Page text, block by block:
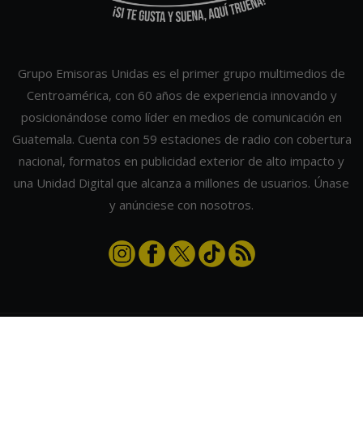
Grupo Emisoras Unidas es el primer grupo multimedios de
Centroamérica, con 60 años de experiencia innovando y
posicionándose como líder en medios de comunicación en
Guatemala. Cuenta con 59 estaciones de radio con cobertura
nacional, formatos en publicidad exterior de alto impacto y
una Unidad Digital que alcanza a millones de usuarios. Únase
y anúnciese con nosotros.